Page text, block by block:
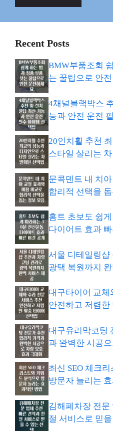
Recent Posts
BMW부품조회
는 꿀팁으로 안
4채널블랙박스
능과 안전 운전
20인치휠 추천
스타일 살리는
문콕덴트 내 치
합리적 선택을
홈트 초보도 쉽
다이어트 효과
서울 디테일링샵
광택 복원까지
대구타이어 교체
안전하고 저렴한
대구유리막코팅
과 완벽한 시공
최신 SEO 체크
방문자 늘리는
김해폐차장 전문
절 서비스로 믿